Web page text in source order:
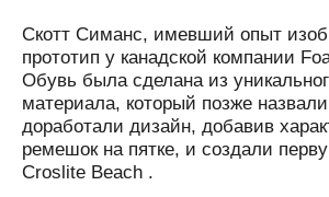
Скотт Симанс, имевший опыт
прототип у канадской компании
Обувь была сделана из
материала, который позже
доработали дизайн, добавив
ремешок на пятке, и создали
Croslite Beach .